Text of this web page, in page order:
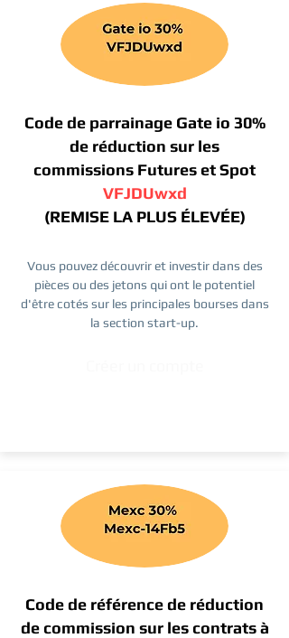
Code de parrainage Gate io 30%
de réduction sur les
commissions Futures et Spot
VFJDUwxd
(REMISE LA PLUS ÉLEVÉE)
Vous pouvez découvrir et investir dans des
pièces ou des jetons qui ont le potentiel
d'être cotés sur les principales bourses dans
la section start-up.
Code de référence de réduction
de commission sur les contrats à